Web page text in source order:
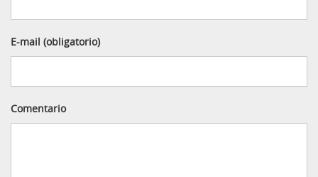
E-mail (obligatorio)
Comentario